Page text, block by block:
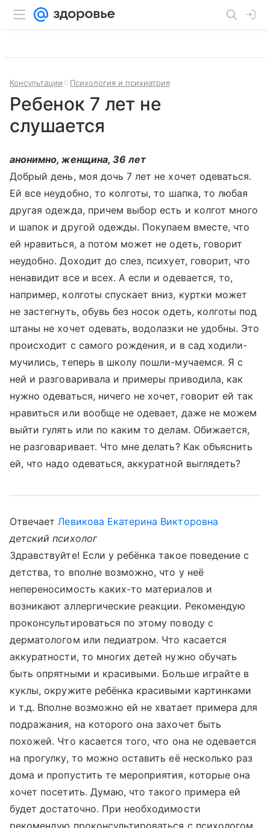
Консультации Психология и психиатрия
Ребенок 7 лет не
слушается
анонимно, женщина, 36 лет
Добрый день, моя дочь 7 лет не хочет одеваться.
Ей все неудобно, то колготы, то шапка, то любая
другая одежда, причем выбор есть и колгот много
и шапок и другой одежды. Покупаем вместе, что
ей нравиться, а потом может не одеть, говорит
неудобно. Доходит до слез, психует, говорит, что
ненавидит все и всех. А если и одевается, то,
например, колготы спускает вниз, куртки может
не застегнуть, обувь без носок одеть, колготы под
штаны не хочет одевать, водолазки не удобны. Это
происходит с самого рождения, и в сад ходили-
мучились, теперь в школу пошли-мучаемся. Я с
ней и разговаривала и примеры приводила, как
нужно одеваться, ничего не хочет, говорит ей так
нравиться или вообще не одевает, даже не можем
выйти гулять или по каким то делам. Обижается,
не разговаривает. Что мне делать? Как объяснить
ей, что надо одеваться, аккуратной выглядеть?
ОтвечаетЛевикова Екатерина Викторовна
детский психолог
Здравствуйте! Если у ребёнка такое поведение с
детства, то вполне возможно, что у неё
непереносимость каких-то материалов и
возникают аллергические реакции. Рекомендую
проконсультироваться по этому поводу с
дерматологом или педиатром. Что касается
аккуратности, то многих детей нужно обучать
быть опрятными и красивыми. Больше играйте в
куклы, окружите ребёнка красивыми картинками
и т.д. Вполне возможно ей не хватает примера для
подражания, на которого она захочет быть
похожей. Что касается того, что она не одевается
на прогулку, то можно оставить её несколько раз
дома и пропустить те мероприятия, которые она
хочет посетить. Думаю, что такого примера ей
будет достаточно. При необходимости
рекомендую проконсультироваться с психологом